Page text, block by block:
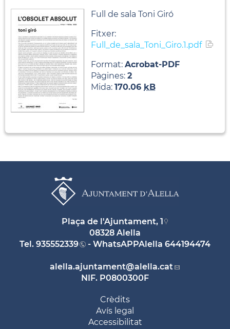
Full de sala Toni Giró
Fitxer:
Full_de_sala_Toni_Giro.1.pdf
Format: Acrobat-PDF
Pàgines: 2
Mida: 170.06 kB
Plaça de l'Ajuntament, 1
08328 Alella
Tel. 935552339 - WhatsAPPAlella 644194474
alella.ajuntament@alella.cat
NIF. P0800300F
Crèdits
Avís legal
Accessibilitat